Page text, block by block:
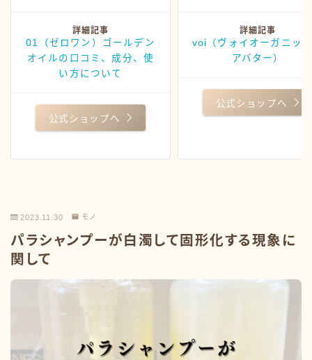
詳細記事
01（ゼロワン）ゴールデン
オイルの口コミ、成分、使
い方について
公式ショップへ
詳細記事
voi（ヴォイオーガニッ
アバター）
公式ショップへ
2023.11.30 モノ
パラシャンプーが白濁して固形化する現象に
関して